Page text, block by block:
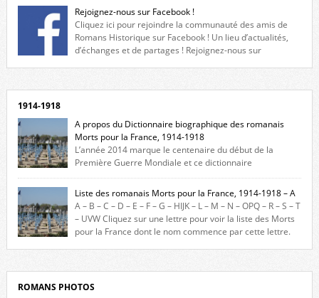
Rejoignez-nous sur Facebook !
Cliquez ici pour rejoindre la communauté des amis de
Romans Historique sur Facebook ! Un lieu d’actualités,
d’échanges et de partages ! Rejoignez-nous sur
1914-1918
A propos du Dictionnaire biographique des romanais
Morts pour la France, 1914-1918
L’année 2014 marque le centenaire du début de la
Première Guerre Mondiale et ce dictionnaire
biographique veut rendre hommage aux romanais Morts pour la
France durant ce conflit. La base de cette recherche historique est
constituée des noms gravés sur les plaques commémoratives de
l’Hôtel de Ville, du lycée du Dauphiné et du lycée Triboulet, […]
Liste des romanais Morts pour la France, 1914-1918 – A
A – B – C – D – E – F – G – HIJK – L – M – N – OPQ – R – S – T
– UVW Cliquez sur une lettre pour voir la liste des Morts
pour la France dont le nom commence par cette lettre.
ROMANS PHOTOS